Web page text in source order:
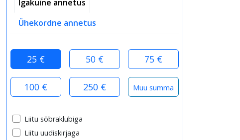
Igakuine annetus
Ühekordne annetus
25 € 50 € 75 €
100 € 250 €
Liitu sõbraklubiga
Liitu uudiskirjaga